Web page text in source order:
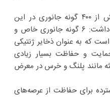
کامران فرمانپور با بیان اینکه بیش از ۴۰۰ گونه جانوری در این
استان شناسایی شده است اظهار داشت: ۶ گونه جانوری خاص و
که به عنوان ذخایر ژنتیکی
و حفاظت بسیار زیادی
مانند پلنگ و خرس در معرض
برای حفاظت از عرصه‌های